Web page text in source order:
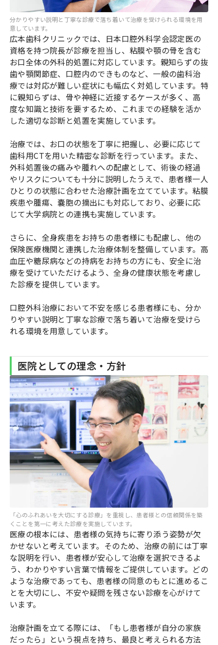
分かりやすい説明と丁寧な診療で落ち着いて治療を受けられる環境を用
意しています。
広本歯科クリニックでは、日本口腔外科学会認定医の
資格を持つ院長が診療を担当し、粘膜や顎の骨を含む
お口全体の外科的処置に対応しています。親知らずの抜
歯や顎関節症、口腔内のできものなど、一般の歯科治
療では対応が難しい症状にも幅広く対処しています。特
に親知らずは、骨や神経に近接するケースが多く、高
度な知識と技術を要するため、これまでの経験を活か
した適切な診断と処置を実施しています。
治療では、お口の状態を丁寧に把握し、必要に応じて
歯科用CTを用いた精密な診断を行っています。また、
外科処置後の痛みや腫れへの配慮として、術後の経過
やリスクについても十分に説明したうえで、患者様一人
ひとりの状態に合わせた治療計画を立てています。粘膜
疾患や腫瘍、嚢胞の摘出にも対応しており、必要に応
じて大学病院との連携も実施しています。
さらに、全身疾患をお持ちの患者様にも配慮し、他の
保険医療機関と連携した治療体制を整備しています。高
血圧や糖尿病などの持病をお持ちの方にも、安全に治
療を受けていただけるよう、全身の健康状態を考慮し
た診療を提供しています。
口腔外科治療において不安を感じる患者様にも、分か
りやすい説明と丁寧な診療で落ち着いて治療を受けら
れる環境を用意しています。
医院としての理念・方針
「心のふれあいを大切にする診療」を重視し、患者様との信頼関係を築
くことを第一に考えた診療を実施しています。
医療の根本には、患者様の気持ちに寄り添う姿勢が欠
かせないと考えています。そのため、治療の前には丁寧
な説明を行い、患者様が安心して治療を選択できるよ
う、わかりやすい言葉で情報をご提供しています。どの
ような治療であっても、患者様の同意のもとに進めるこ
とを大切にし、不安や疑問を残さない診療を心がけて
います。
治療計画を立てる際には、「もし患者様が自分の家族
だったら」という視点を持ち、最良と考えられる方法